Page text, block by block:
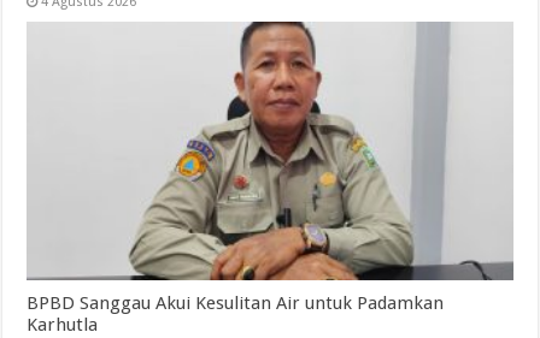
BPBD Sanggau Akui Kesulitan Air untuk Padamkan
Karhutla